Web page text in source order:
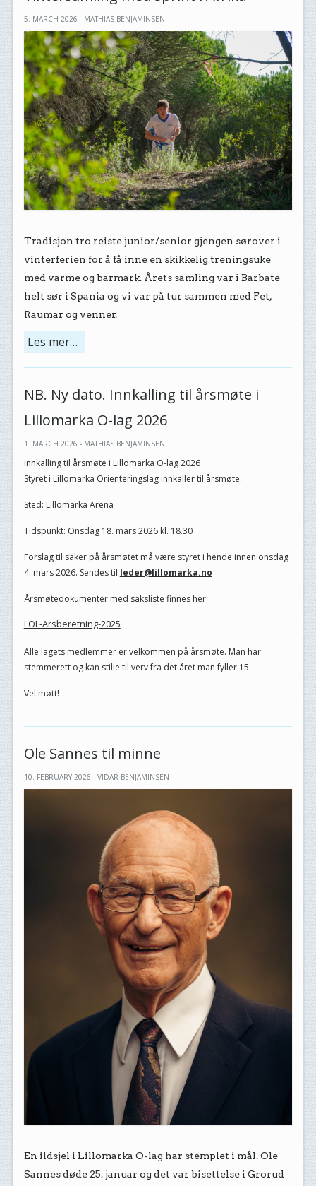
5. MARCH 2026 - MATHIAS BENJAMINSEN
Tradisjon tro reiste junior/senior gjengen sørover i
vinterferien for å få inne en skikkelig treningsuke
med varme og barmark. Årets samling var i Barbate
helt sør i Spania og vi var på tur sammen med Fet,
Raumar og venner.
Les mer…
NB. Ny dato. Innkalling til årsmøte i
Lillomarka O-lag 2026
1. MARCH 2026 - MATHIAS BENJAMINSEN
Innkalling til årsmøte i Lillomarka O-lag 2026
Styret i Lillomarka Orienteringslag innkaller til årsmøte.
Sted: Lillomarka Arena
Tidspunkt: Onsdag 18. mars 2026 kl. 18.30
Forslag til saker på årsmøtet må være styret i hende innen onsdag
4. mars 2026. Sendes til leder@lillomarka.no
Årsmøtedokumenter med saksliste finnes her:
LOL-Arsberetning-2025
Alle lagets medlemmer er velkommen på årsmøte. Man har
stemmerett og kan stille til verv fra det året man fyller 15.
Vel møtt!
Ole Sannes til minne
10. FEBRUARY 2026 - VIDAR BENJAMINSEN
En ildsjel i Lillomarka O-lag har stemplet i mål. Ole
Sannes døde 25. januar og det var bisettelse i Grorud